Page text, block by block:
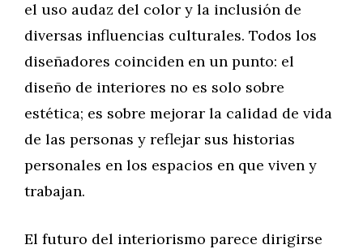
el uso audaz del color y la inclusión de
diversas influencias culturales. Todos los
diseñadores coinciden en un punto: el
diseño de interiores no es solo sobre
estética; es sobre mejorar la calidad de vida
de las personas y reflejar sus historias
personales en los espacios en que viven y
trabajan.
El futuro del interiorismo parece dirigirse